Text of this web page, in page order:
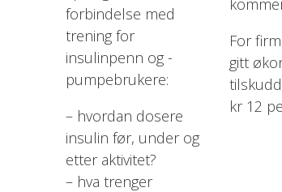
forbindelse med
trening for
insulinpenn og -
pumpebrukere:
– hvordan dosere
insulin før, under og
etter aktivitet?
– hva trenger
For
gitt
kr 12